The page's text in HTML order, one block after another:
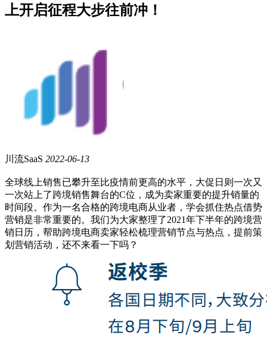
上开启征程大步往前冲！
川流SaaS 2022-06-13
全球线上销售已攀升至比疫情前更高的水平，大促日则一次又
一次站上了跨境销售舞台的C位，成为卖家重要的提升销量的
时间段。作为一名合格的跨境电商从业者，学会抓住热点借势
营销是非常重要的。我们为大家整理了2021年下半年的跨境营
销日历，帮助跨境电商卖家轻松梳理营销节点与热点，提前策
划营销活动，还不来看一下吗？